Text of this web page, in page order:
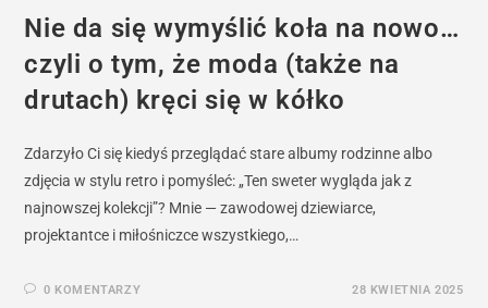
Nie da się wymyślić koła na nowo…
czyli o tym, że moda (także na
drutach) kręci się w kółko
Zdarzyło Ci się kiedyś przeglądać stare albumy rodzinne albo
zdjęcia w stylu retro i pomyśleć: „Ten sweter wygląda jak z
najnowszej kolekcji”? Mnie — zawodowej dziewiarce,
projektantce i miłośniczce wszystkiego,…
0 KOMENTARZY 28 KWIETNIA 2025